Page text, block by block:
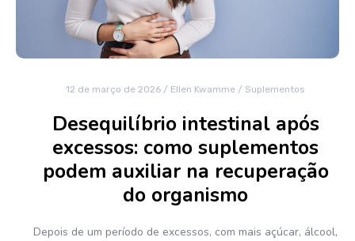
12 de março de 2026 / Ellen Kwamme / Suplementos
Desequilíbrio intestinal após
excessos: como suplementos
podem auxiliar na recuperação
do organismo
Depois de um período de excessos, com mais açúcar, álcool,